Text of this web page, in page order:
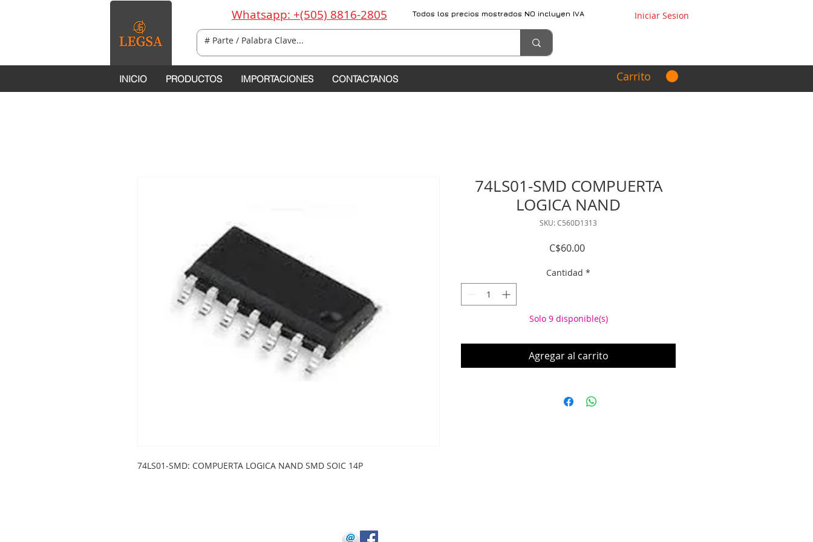
Whatsapp: +(505) 8816-2805 Todos los precios mostrados NO incluyen IVA Iniciar Sesion
INICIO PRODUCTOS IMPORTACIONES CONTACTANOS Carrito
74LS01-SMD: COMPUERTA LOGICA NAND SMD SOIC 14P
74LS01-SMD COMPUERTA
LOGICA NAND
SKU: C560D1313
C$60.00Precio
Cantidad *
Solo 9 disponible(s)
Agregar al carrito